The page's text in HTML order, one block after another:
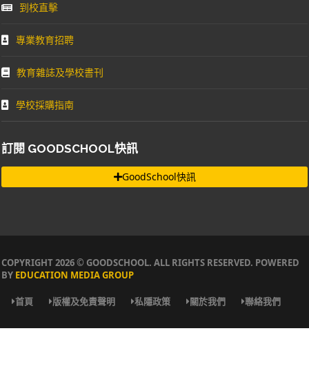
到校直擊
專業教育招聘
教育雜誌及學校書刊
學校採購指南
訂閱 GOODSCHOOL快訊
GoodSchool快訊
COPYRIGHT 2026 © GOODSCHOOL. ALL RIGHTS RESERVED. POWERED
BY EDUCATION MEDIA GROUP
首頁 版權及免責聲明 私隱政策 關於我們 聯絡我們